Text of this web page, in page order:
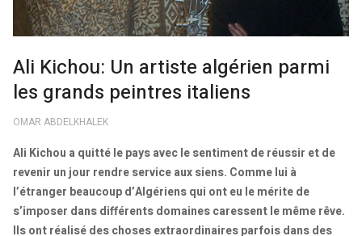
Ali Kichou: Un artiste algérien parmi
les grands peintres italiens
OMAR ABDELKHALEK
Ali Kichou a quitté le pays avec le sentiment de réussir et de
revenir un jour rendre service aux siens. Comme lui à
l’étranger beaucoup d’Algériens qui ont eu le mérite de
s’imposer dans différents domaines caressent le même rêve.
Ils ont réalisé des choses extraordinaires parfois dans des